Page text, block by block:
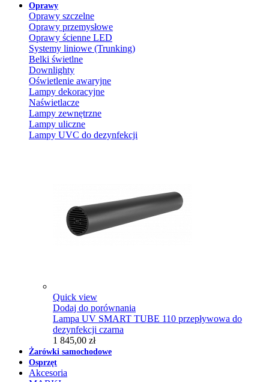
Oprawy
Oprawy szczelne
Oprawy przemysłowe
Oprawy ścienne LED
Systemy liniowe (Trunking)
Belki świetlne
Downlighty
Oświetlenie awaryjne
Lampy dekoracyjne
Naświetlacze
Lampy zewnętrzne
Lampy uliczne
Lampy UVC do dezynfekcji
Quick view
Dodaj do porównania
Lampa UV SMART TUBE 110 przepływowa do
dezynfekcji czarna
1 845,00 zł
Żarówki samochodowe
Osprzęt
Akcesoria